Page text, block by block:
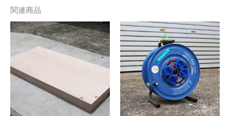
関連商品